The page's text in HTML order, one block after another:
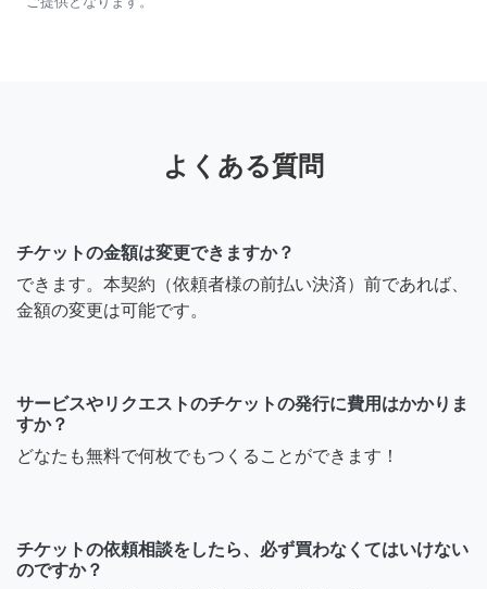
よくある質問
チケットの金額は変更できますか？
できます。本契約（依頼者様の前払い決済）前であれば、
金額の変更は可能です。
サービスやリクエストのチケットの発行に費用はかかりま
すか？
どなたも無料で何枚でもつくることができます！
チケットの依頼相談をしたら、必ず買わなくてはいけない
のですか？